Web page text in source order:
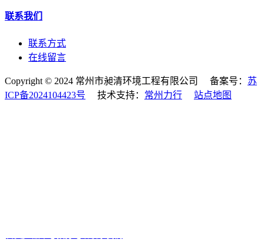
联系我们
联系方式
在线留言
Copyright © 2024 常州市昶清环境工程有限公司 备案号： 苏
ICP备2024104423号 技术支持： 常州力行 站点地图